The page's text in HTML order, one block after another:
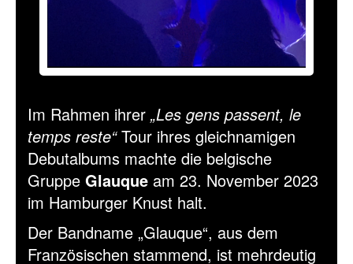
Im Rahmen ihrer „Les gens passent, le
temps reste“Tour ihres gleichnamigen
Debutalbums machte die belgische
Gruppe Glauque am 23. November 2023
im Hamburger Knust halt.
Der Bandname „Glauque“, aus dem
Französischen stammend, ist mehrdeutig